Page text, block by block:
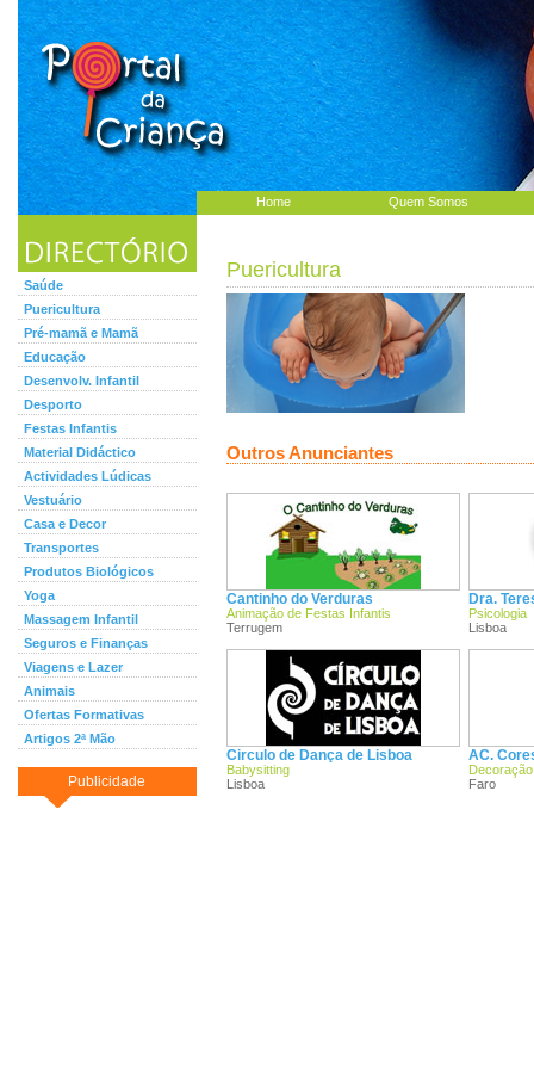
Home Quem Somos
Saúde
Puericultura
Pré-mamã e Mamã
Educação
Desenvolv. Infantil
Desporto
Festas Infantis
Material Didáctico
Actividades Lúdicas
Vestuário
Casa e Decor
Transportes
Produtos Biológicos
Yoga
Massagem Infantil
Seguros e Finanças
Viagens e Lazer
Animais
Ofertas Formativas
Artigos 2ª Mão
Publicidade
Puericultura
Outros Anunciantes
Cantinho do Verduras
Animação de Festas Infantis
Terrugem
Dra.
Psicologia
Lisboa
Circulo de Dança de Lisboa
Babysitting
Lisboa
AC.
Decoração
Faro